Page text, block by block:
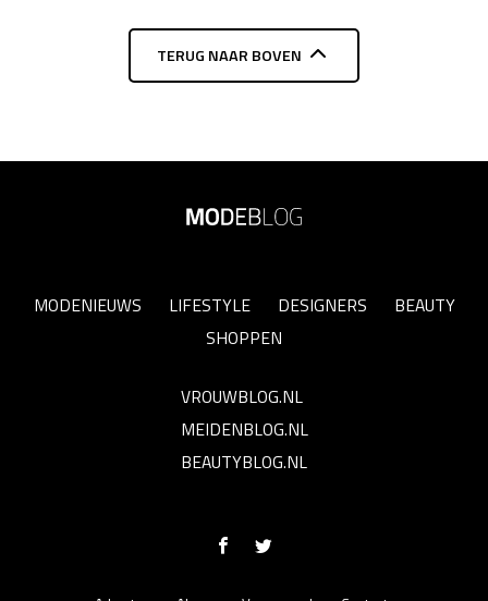
TERUG NAAR BOVEN
MODENIEUWS LIFESTYLE DESIGNERS
BEAUTY
SHOPPEN
VROUWBLOG.NL
MEIDENBLOG.NL
BEAUTYBLOG.NL